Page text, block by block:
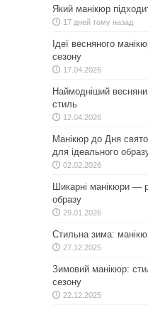
Який манікюр
17 дней тому назад
Ідеї весняного
сезону
17.04.2026
Наймодніший
стиль
12.04.2026
Манікюр до Дня
для ідеального
02.02.2026
Шикарні манікюри —
образу
29.01.2026
Стильна зима:
27.12.2025
Зимовий манікюр:
сезону
22.12.2025